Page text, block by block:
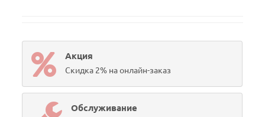
Акция
Скидка 2% на онлайн-заказ
Обслуживание